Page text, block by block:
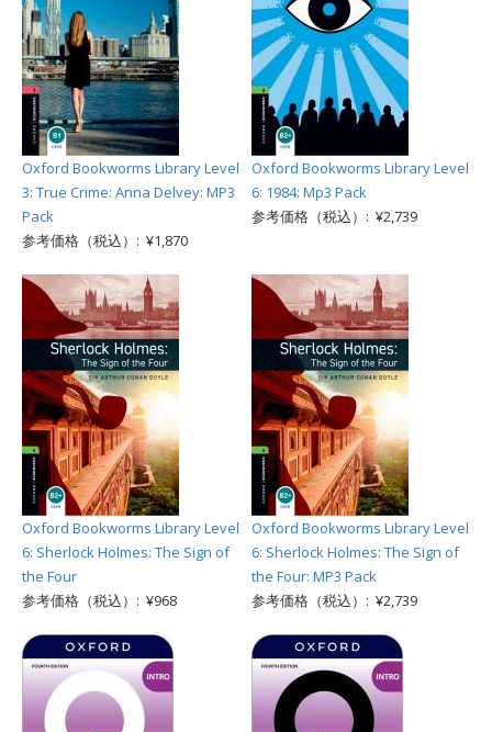
Oxford Bookworms Library Level
3: True Crime: Anna Delvey: MP3
Pack
参考価格（税込）: ¥1,870
Oxford Bookworms Library Level
6: 1984: Mp3 Pack
参考価格（税込）: ¥2,739
Oxford Bookworms Library Level
6: Sherlock Holmes: The Sign of
the Four
参考価格（税込）: ¥968
Oxford Bookworms Library Level
6: Sherlock Holmes: The Sign of
the Four: MP3 Pack
参考価格（税込）: ¥2,739